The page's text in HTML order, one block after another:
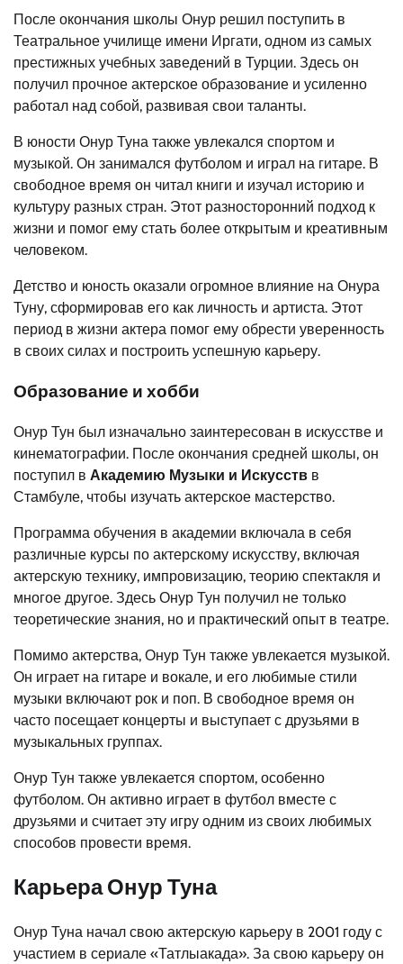
После окончания школы Онур решил поступить в
Театральное училище имени Иргати, одном из самых
престижных учебных заведений в Турции. Здесь он
получил прочное актерское образование и усиленно
работал над собой, развивая свои таланты.
В юности Онур Туна также увлекался спортом и
музыкой. Он занимался футболом и играл на гитаре. В
свободное время он читал книги и изучал историю и
культуру разных стран. Этот разносторонний подход к
жизни и помог ему стать более открытым и креативным
человеком.
Детство и юность оказали огромное влияние на Онура
Туну, сформировав его как личность и артиста. Этот
период в жизни актера помог ему обрести уверенность
в своих силах и построить успешную карьеру.
Образование и хобби
Онур Тун был изначально заинтересован в искусстве и
кинематографии. После окончания средней школы, он
поступил в Академию Музыки и Искусств в
Стамбуле, чтобы изучать актерское мастерство.
Программа обучения в академии включала в себя
различные курсы по актерскому искусству, включая
актерскую технику, импровизацию, теорию спектакля и
многое другое. Здесь Онур Тун получил не только
теоретические знания, но и практический опыт в театре.
Помимо актерства, Онур Тун также увлекается музыкой.
Он играет на гитаре и вокале, и его любимые стили
музыки включают рок и поп. В свободное время он
часто посещает концерты и выступает с друзьями в
музыкальных группах.
Онур Тун также увлекается спортом, особенно
футболом. Он активно играет в футбол вместе с
друзьями и считает эту игру одним из своих любимых
способов провести время.
Карьера Онур Туна
Онур Туна начал свою актерскую карьеру в 2001 году с
участием в сериале «Татлыакада». За свою карьеру он